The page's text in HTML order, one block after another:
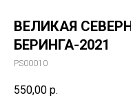
ВЕЛИКАЯ
БЕРИНГА-2021
PS00010
550,00 р.